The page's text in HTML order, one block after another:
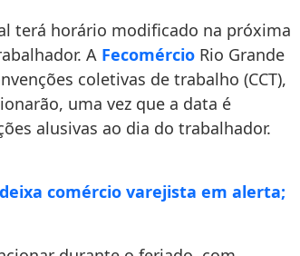
terá horário modificado na próxima
A Fecomércio Rio Grande
coletivas de trabalho (CCT),
uma vez que a data é
alusivas ao dia do trabalhador.
comércio varejista em alerta;